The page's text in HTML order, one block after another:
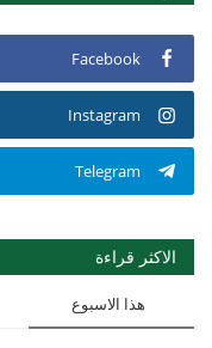
Facebook
Instagram
Telegram
الاكثر قراءة
هذا الاسبوع